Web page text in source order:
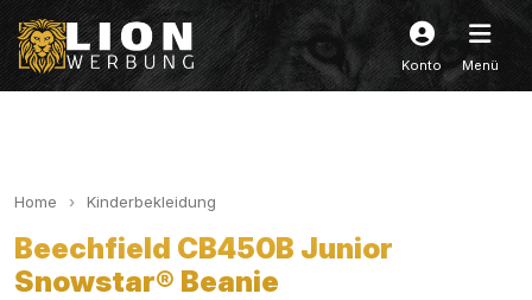
Konto Menü
Home Kinderbekleidung
Beechfield CB450B Junior
Snowstar® Beanie